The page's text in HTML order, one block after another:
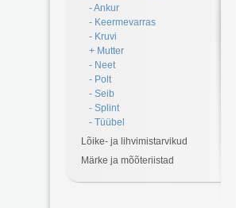
- Ankur
- Keermevarras
- Kruvi
+ Mutter
- Neet
- Polt
- Seib
- Splint
- Tüübel
Lõike- ja lihvimistarvikud
Märke ja mõõteriistad